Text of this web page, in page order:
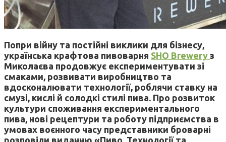
Попри війну та постійні виклики для бізнесу,
українська крафтова пивоварня SHO Brewery з
Миколаєва продовжує експериментувати зі
смаками, розвивати виробництво та
вдосконалювати технології, роблячи ставку на
смузі, кислі й солодкі стилі пива. Про розвиток
культури споживання експериментального
пива, нові рецептури та роботу підприємства в
умовах воєнного часу представники броварні
розповіли виданню «Пиво. Технології та